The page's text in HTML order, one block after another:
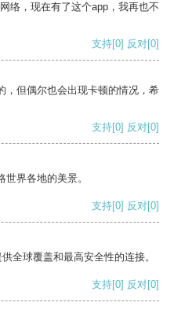
络，现在有了这个app，我再也不
支持[0] 反对[0]
，但偶尔也会出现卡顿的情况，希
支持[0] 反对[0]
界各地的美景。
支持[0] 反对[0]
全球覆盖和最高安全性的连接。
支持[0] 反对[0]